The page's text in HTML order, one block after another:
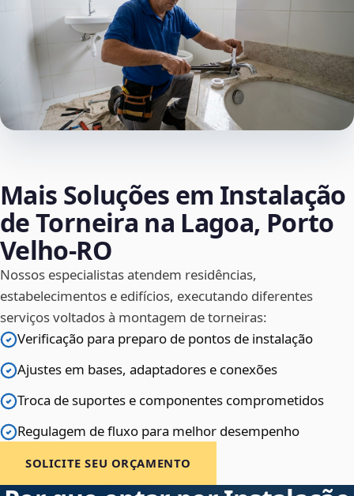
Mais Soluções em Instalação
de Torneira na Lagoa, Porto
Velho‑RO
Nossos especialistas atendem residências,
estabelecimentos e edifícios, executando diferentes
serviços voltados à montagem de torneiras:
Verificação para preparo de pontos de instalação
Ajustes em bases, adaptadores e conexões
Troca de suportes e componentes comprometidos
Regulagem de fluxo para melhor desempenho
SOLICITE SEU ORÇAMENTO